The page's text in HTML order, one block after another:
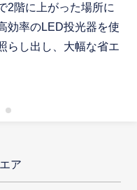
2階に上がった場所に
効率のLED投光器を使
らし出し、大幅な省エ
ア